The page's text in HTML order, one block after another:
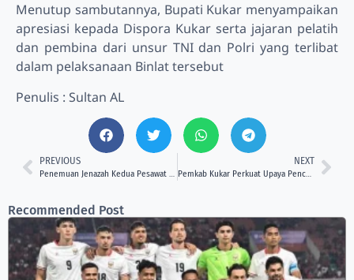
Menutup sambutannya, Bupati Kukar menyampaikan
apresiasi kepada Dispora Kukar serta jajaran pelatih
dan pembina dari unsur TNI dan Polri yang terlibat
dalam pelaksanaan Binlat tersebut
Penulis : Sultan AL
PREVIOUS
Penemuan Jenazah Kedua Pesawat ATR 42-500 Berhasil Diidentifikasi Lewat Sidik Jari
NEXT
Pemkab Kukar Perkuat Upaya Pencegahan Malnutrisi Anak Lewat Program JAPFA for Kids
Recommended Post